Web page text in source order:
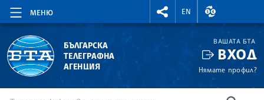
МЕНЮ
RIGHTMENU.SOCIAL
EN
ВАЛУТНИ
БЪЛГАРСКА
ТЕЛЕГРАФНА
АГЕНЦИЯ
ВАШАТА БТА
ВХОД
Нямате профил?